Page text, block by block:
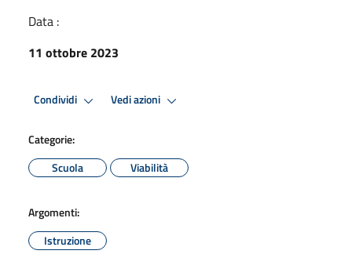
Data :
11 ottobre 2023
Condividi Vedi azioni
Categorie:
Scuola
Viabilità
Argomenti:
Istruzione